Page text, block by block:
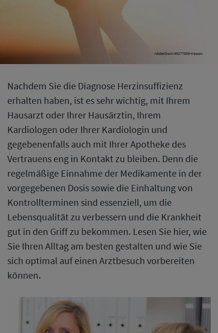
AdobeStock-69277559-Masson
Nachdem Sie die Diagnose Herzinsuffizienz
erhalten haben, ist es sehr wichtig, mit Ihrem
Hausarzt oder Ihrer Hausärztin, Ihrem
Kardiologen oder Ihrer Kardiologin und
gegebenenfalls auch mit Ihrer Apotheke des
Vertrauens eng in Kontakt zu bleiben. Denn die
regelmäßige Einnahme der Medikamente in der
vorgegebenen Dosis sowie die Einhaltung von
Kontrollterminen sind essenziell, um die
Lebensqualität zu verbessern und die Krankheit
gut in den Griff zu bekommen. Lesen Sie hier, wie
Sie Ihren Alltag am besten gestalten und wie Sie
sich optimal auf einen Arztbesuch vorbereiten
können.